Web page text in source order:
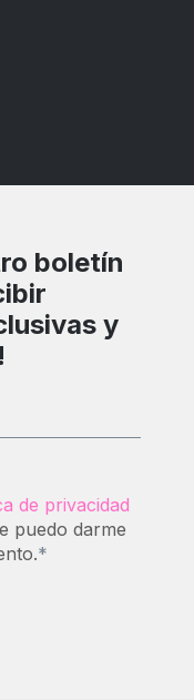
boletín
y
de privacidad
puedo darme
*